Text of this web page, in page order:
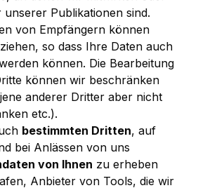
unserer Publikationen sind.
von Empfängern können
so dass Ihre Daten auch
können. Die Bearbeitung
können wir beschränken
anderer Dritter aber nicht
etc.).
bestimmten Dritten, auf
bei Anlässen von uns
von Ihnen zu erheben
Anbieter von Tools, die wir